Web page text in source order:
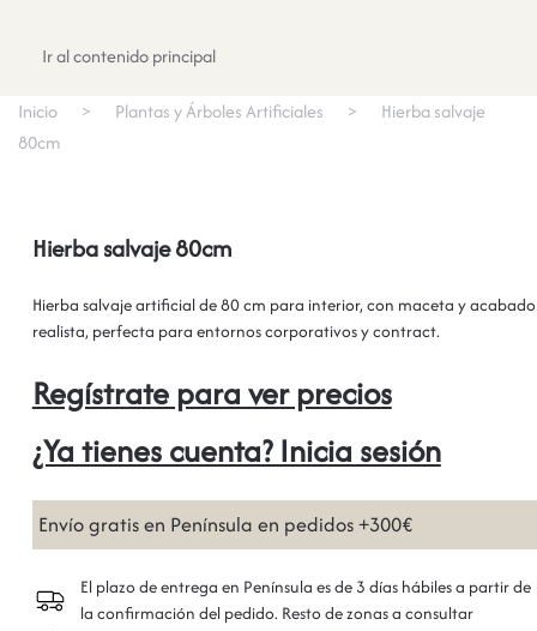
Ir al contenido principal
Inicio Plantas y Árboles Artificiales
Hierba salvaje
80cm
Hierba salvaje 80cm
Hierba salvaje artificial de 80 cm para interior, con maceta y acabado
realista, perfecta para entornos corporativos y contract.
Regístrate para ver precios
¿Ya tienes cuenta? Inicia sesión
Envío gratis en Península en pedidos +300€
El plazo de entrega en Península es de 3 días hábiles a partir de
la confirmación del pedido. Resto de zonas a consultar